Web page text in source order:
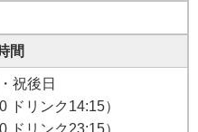
間
祝後日
ドリンク14:15）
ドリンク23:15）